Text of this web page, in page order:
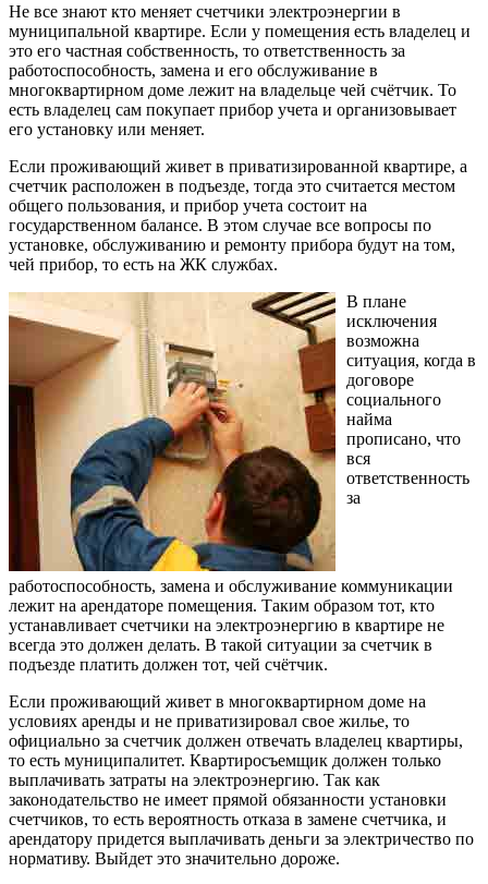
Не все знают кто меняет счетчики электроэнергии в
муниципальной квартире. Если у помещения есть владелец и
это его частная собственность, то ответственность за
работоспособность, замена и его обслуживание в
многоквартирном доме лежит на владельце чей счётчик. То
есть владелец сам покупает прибор учета и организовывает
его установку или меняет.
Если проживающий живет в приватизированной квартире, а
счетчик расположен в подъезде, тогда это считается местом
общего пользования, и прибор учета состоит на
государственном балансе. В этом случае все вопросы по
установке, обслуживанию и ремонту прибора будут на том,
чей прибор, то есть на ЖК службах.
В плане
исключения
возможна
ситуация, когда в
договоре
социального
найма
прописано, что
вся
ответственность
за
работоспособность, замена и обслуживание коммуникации
лежит на арендаторе помещения. Таким образом тот, кто
устанавливает счетчики на электроэнергию в квартире не
всегда это должен делать. В такой ситуации за счетчик в
подъезде платить должен тот, чей счётчик.
Если проживающий живет в многоквартирном доме на
условиях аренды и не приватизировал свое жилье, то
официально за счетчик должен отвечать владелец квартиры,
то есть муниципалитет. Квартиросъемщик должен только
выплачивать затраты на электроэнергию. Так как
законодательство не имеет прямой обязанности установки
счетчиков, то есть вероятность отказа в замене счетчика, и
арендатору придется выплачивать деньги за электричество по
нормативу. Выйдет это значительно дороже.